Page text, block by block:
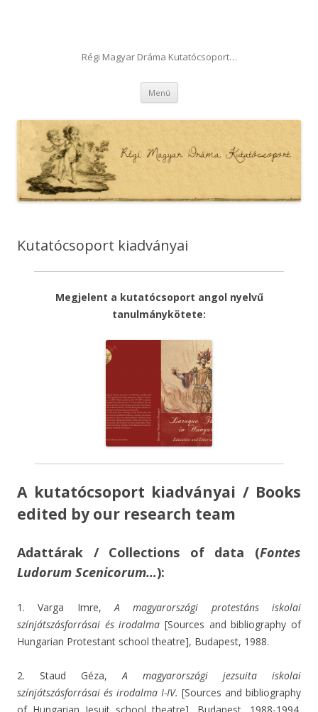
Régi Magyar Dráma Kutatócsoport…
Menü Tovább a tartalomra
Kutatócsoport kiadványai
Megjelent a kutatócsoport angol nyelvű
tanulmánykötete:
A kutatócsoport kiadványai / Books
edited by our research team
Adattárak / Collections of data (Fontes
Ludorum Scenicorum…):
1. Varga Imre,A magyarországi protestáns iskolai
színjátszásforrásai és irodalma [Sources and bibliography of
Hungarian Protestant school theatre], Budapest, 1988.
2. Staud Géza,A magyarországi jezsuita iskolai
színjátszásforrásai és irodalma I-IV. [Sources and bibliography